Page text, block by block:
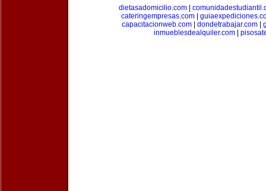
dietasadomicilio.com
cateringempresas.com|
capacitacionweb.com
dondetrabajar.com
inmueblesdealquiler.com